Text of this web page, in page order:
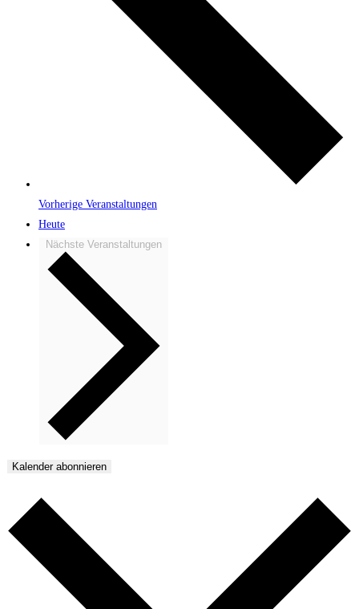
Vorherige Veranstaltungen
Heute
Nächste Veranstaltungen
Kalender abonnieren